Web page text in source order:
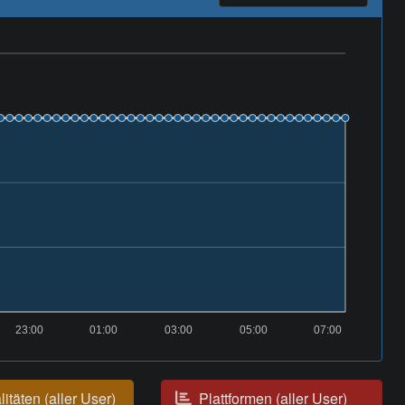
07:00
05:00
03:00
01:00
23:00
(aller User) Plattformen (aller User)